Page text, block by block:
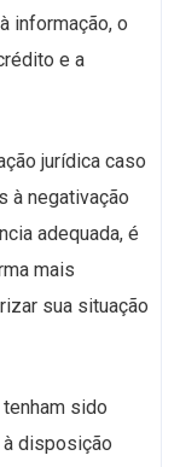
informação, o
e a
jurídica caso
à negativação
adequada, é
mais
sua situação
sido
disposição